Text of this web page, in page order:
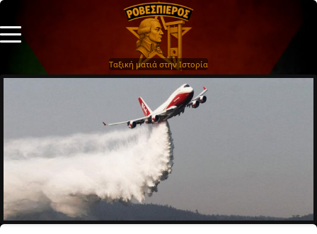
Ταξική ματιά στην Ιστορία